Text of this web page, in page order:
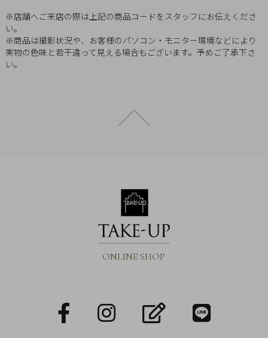
※店舗へご来店の際は上記の商品コードをスタッフにお伝えくださ
い。
※商品は撮影状況や、お客様のパソコン・モニター環境などにより
実物の色味と若干違って見える場合もございます。予めご了承下さ
い。
ページトップへ戻る
ONLINE SHOP
facebook
Instagram
blogLINE
定
商
取